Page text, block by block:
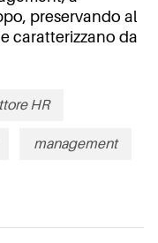
preservando al
caratterizzano da
HR
management